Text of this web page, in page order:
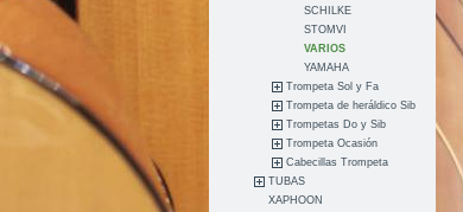
SCHILKE
STOMVI
VARIOS
YAMAHA
Trompeta Sol y Fa
Trompeta de heráldico Sib
Trompetas Do y Sib
Trompeta Ocasión
Cabecillas Trompeta
TUBAS
XAPHOON